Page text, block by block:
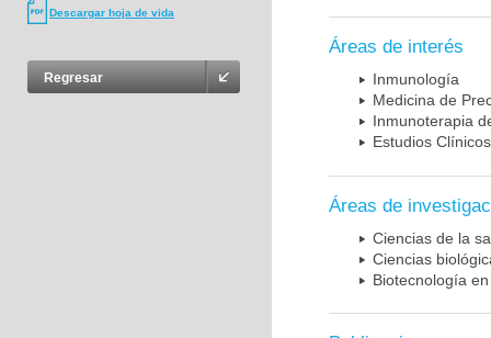
Descargar hoja de vida
Regresar
Áreas de interés
Inmunología
Medicina de
Inmunoterapia
Estudios Clínicos
Áreas de
Ciencias de la
Ciencias
Biotecnología